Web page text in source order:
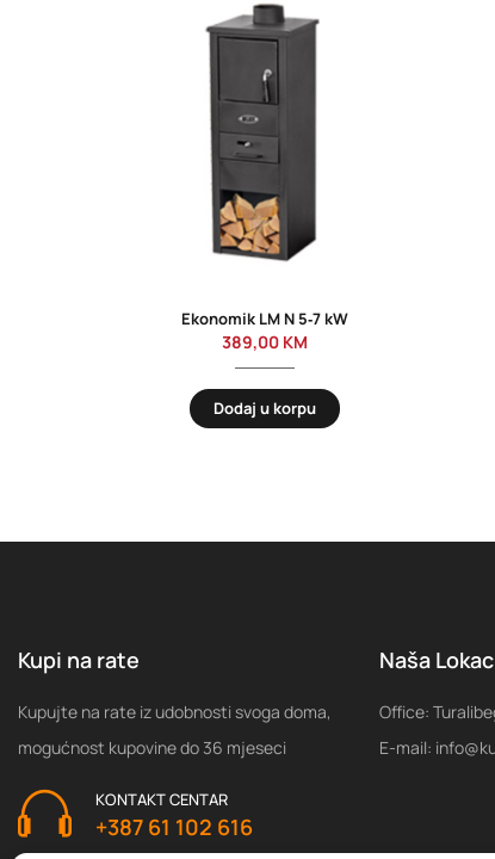
Ekonomik LM N 5‑7 kW
389,00 KM
Dodaj u korpu
Kupi na rate
Kupujte na rate iz udobnosti svoga doma,
mogućnost kupovine do 36 mjeseci
KONTAKT CENTAR
+387 61 102 616
Naša
Office:
E-mail: